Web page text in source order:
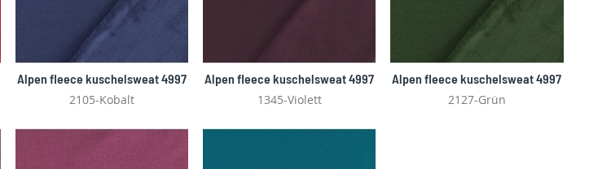
Alpen fleece kuschelsweat 4997
2105-Kobalt
Alpen fleece kuschelsweat 4997
1345-Violett
Alpen fleece kuschelsweat 4997
2127-Grün